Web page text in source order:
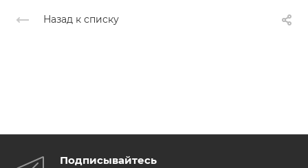
Назад к списку
Подписывайтесь